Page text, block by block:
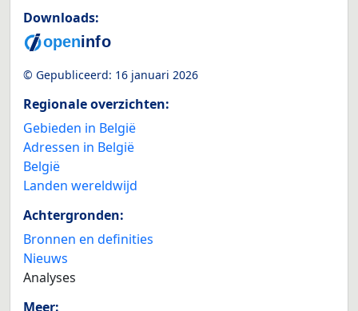
Downloads:
© Gepubliceerd: 16 januari 2026
Regionale overzichten:
Gebieden in België
Adressen in België
België
Landen wereldwijd
Achtergronden:
Bronnen en definities
Nieuws
Analyses
Meer: